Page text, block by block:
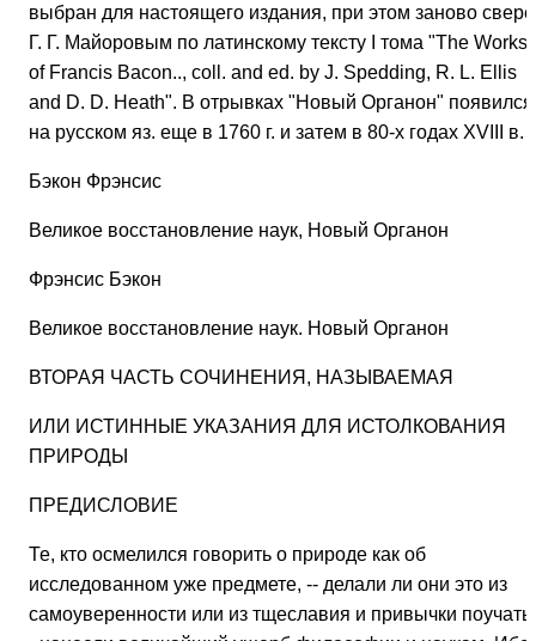
выбран для настоящего издания, при этом заново
Г. Г. Майоровым по латинскому тексту I тома "The Works
of Francis Bacon.., coll. and ed. by J. Spedding, R. L. Ellis
and D. D. Heath". В отрывках "Новый Органон" появился
на русском яз. еще в 1760 г. и затем в 80-х годах XVIII в.
Бэкон Фрэнсис
Великое восстановление наук, Новый Органон
Фрэнсис Бэкон
Великое восстановление наук. Новый Органон
ВТОРАЯ ЧАСТЬ СОЧИНЕНИЯ, НАЗЫВАЕМАЯ
ИЛИ ИСТИННЫЕ УКАЗАНИЯ ДЛЯ ИСТОЛКОВАНИЯ
ПРИРОДЫ
ПРЕДИСЛОВИЕ
Те, кто осмелился говорить о природе как об
исследованном уже предмете, -- делали ли они это из
самоуверенности или из тщеславия и привычки поучать